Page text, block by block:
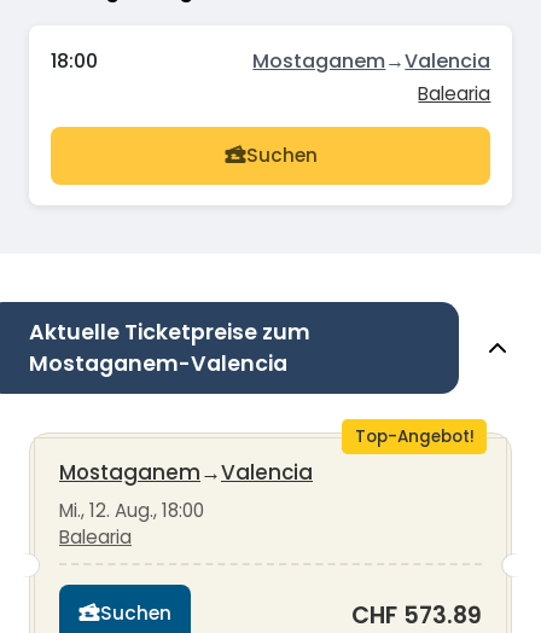
18:00 Mostaganem→Valencia
Balearia
Suchen
Aktuelle Ticketpreise zum
Mostaganem-Valencia
Top-Angebot!
Mostaganem→Valencia
Mi., 12. Aug., 18:00
Balearia
Suchen CHF 573.89